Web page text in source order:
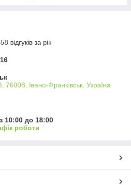
відгуків за рік
76008, Івано-Франківськ, Україна
10:00 до 18:00
роботи